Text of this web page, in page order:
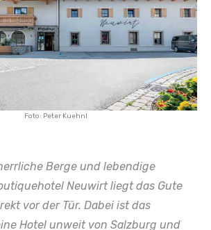
Foto: Peter Kuehnl
Berge und lebendige
Neuwirt liegt das Gute
vor der Tür. Dabei ist das
Hotel unweit von Salzburg und